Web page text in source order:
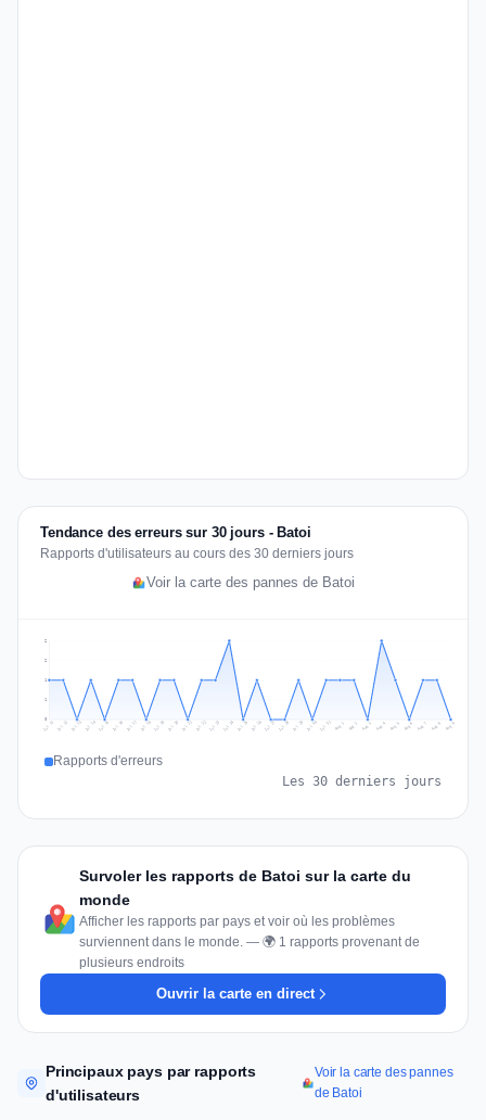
Tendance des erreurs sur 30 jours - Batoi
Rapports d'utilisateurs au cours des 30 derniers jours
Voir la carte des pannes de Batoi
1
1
2
2
Jul 11 Jul 12 Jul 13 Jul 14 Jul 15 Jul 16 Jul 17 Jul 18 Jul 19 Jul 20 Jul 21 Jul 22 Jul 23 Jul 24 Jul 25 Jul 26 Jul 27 Jul 28 Jul 29 Jul 30 Jul 31 Aug 1 Aug 2 Aug 3 Aug 4 Aug 5 Aug 6 Aug 7 Aug 8 Aug 9
Rapports d'erreurs
Les 30 derniers jours
Survoler les rapports de Batoi sur la carte du
monde
Afficher les rapports par pays et voir où les problèmes
surviennent dans le monde. — 🌍 1 rapports provenant de
plusieurs endroits
Ouvrir la carte en direct
Principaux pays par rapports
d'utilisateurs
Voir la carte des pannes
de Batoi